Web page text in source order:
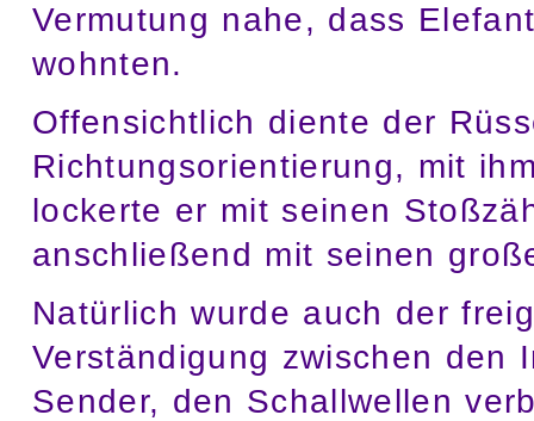
Vermutung nahe, dass
wohnten.
Offensichtlich diente der
Richtungsorientierung, mit
lockerte er mit seinen
anschließend mit seinen
Natürlich wurde auch der
Verständigung zwischen den
Sender, den Schallwellen